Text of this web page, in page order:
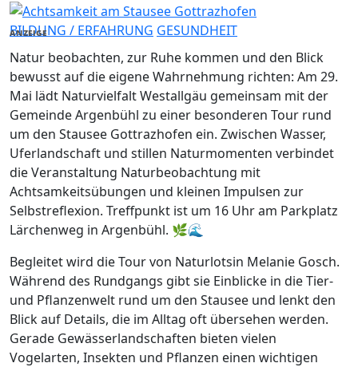
BILDUNG / ERFAHRUNG GESUNDHEIT
ANZEIGE
Natur beobachten, zur Ruhe kommen und den Blick
bewusst auf die eigene Wahrnehmung richten: Am 29.
Mai lädt Naturvielfalt Westallgäu gemeinsam mit der
Gemeinde Argenbühl zu einer besonderen Tour rund
um den Stausee Gottrazhofen ein. Zwischen Wasser,
Uferlandschaft und stillen Naturmomenten verbindet
die Veranstaltung Naturbeobachtung mit
Achtsamkeitsübungen und kleinen Impulsen zur
Selbstreflexion. Treffpunkt ist um 16 Uhr am Parkplatz
Lärchenweg in Argenbühl. 🌿🌊
Begleitet wird die Tour von Naturlotsin Melanie Gosch.
Während des Rundgangs gibt sie Einblicke in die Tier-
und Pflanzenwelt rund um den Stausee und lenkt den
Blick auf Details, die im Alltag oft übersehen werden.
Gerade Gewässerlandschaften bieten vielen
Vogelarten, Insekten und Pflanzen einen wichtigen